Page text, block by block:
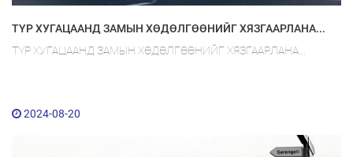
ТҮР ХУГАЦААНД ЗАМЫН ХӨДӨЛГӨӨНИЙГ ХЯЗГААРЛАНА...
ТҮР ХУГАЦААНД ЗАМЫН ХӨДӨЛГӨӨНИЙГ ХЯЗГААРЛАНА...
2024-08-20